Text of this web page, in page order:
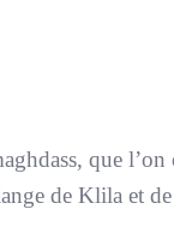
que
de Klila et